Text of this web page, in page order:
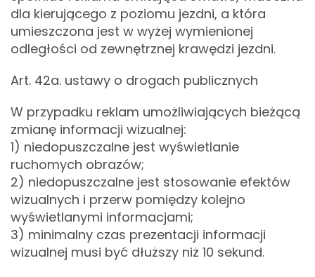
dla kierującego z poziomu jezdni, a która
umieszczona jest w wyżej wymienionej
odległości od zewnętrznej krawędzi jezdni.
Art. 42a. ustawy o drogach publicznych
W przypadku reklam umożliwiających bieżącą
zmianę informacji wizualnej:
1) niedopuszczalne jest wyświetlanie
ruchomych obrazów;
2) niedopuszczalne jest stosowanie efektów
wizualnych i przerw pomiędzy kolejno
wyświetlanymi informacjami;
3) minimalny czas prezentacji informacji
wizualnej musi być dłuższy niż 10 sekund.